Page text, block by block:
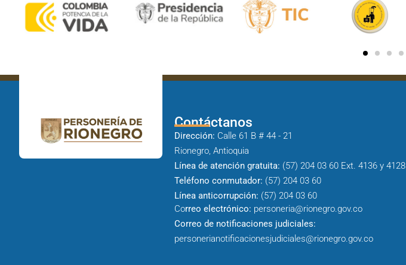
Contáctanos
Dirección: Calle 61 B # 44 - 21
Rionegro, Antioquia
Línea de atención gratuita: (57) 204 03 60 Ext. 4136 y 4128
Teléfono conmutador: (57) 204 03 60
Línea anticorrupción: (57) 204 03 60
Correo electrónico: personeria@rionegro.gov.co
Correo de notificaciones judiciales:
personerianotificacionesjudiciales@rionegro.gov.co